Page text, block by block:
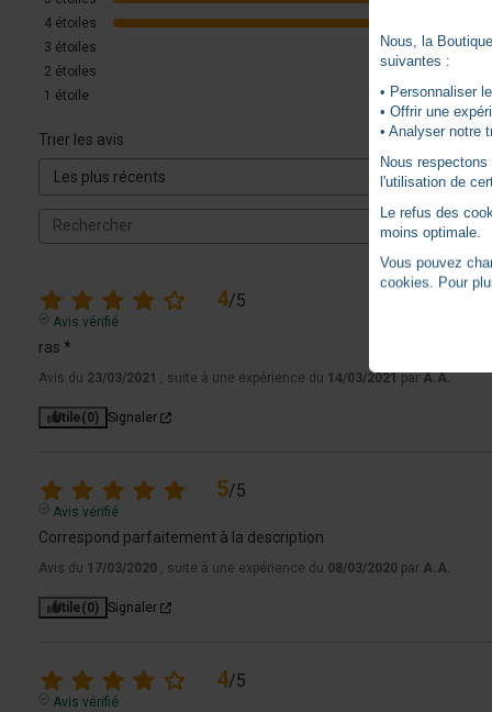
4 étoiles
3 étoiles
2 étoiles
1 étoile
Trier les avis
4/5
Avis vérifié
ras *
Avis du 23/03/2021 , suite à une expérience du 14/03/2021 par A.A.
Utile(0) Signaler
5/5
Avis vérifié
Correspond parfaitement à la description
Avis du 17/03/2020 , suite à une expérience du 08/03/2020 par A.A.
Utile(0) Signaler
4/5
Avis vérifié
Nous, la
suivantes :
• Personnaliser
• Offrir une
• Analyser notre
Nous
l'utilisation de
Le refus des
moins optimale.
Vous pouvez
cookies. Pour